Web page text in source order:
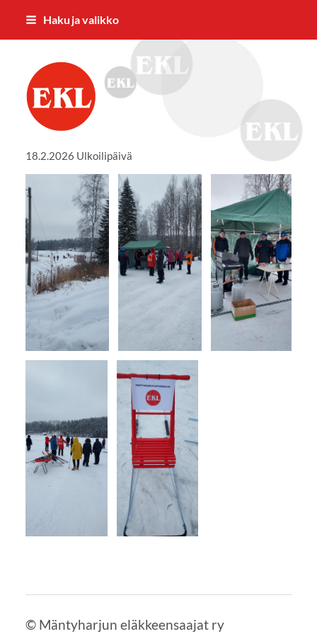
Siirry
Haku ja valikko
Mäntyharjun eläkkeensaajat ry
18.2.2026 Ulkoilipäivä
© Mäntyharjun eläkkeensaajat ry